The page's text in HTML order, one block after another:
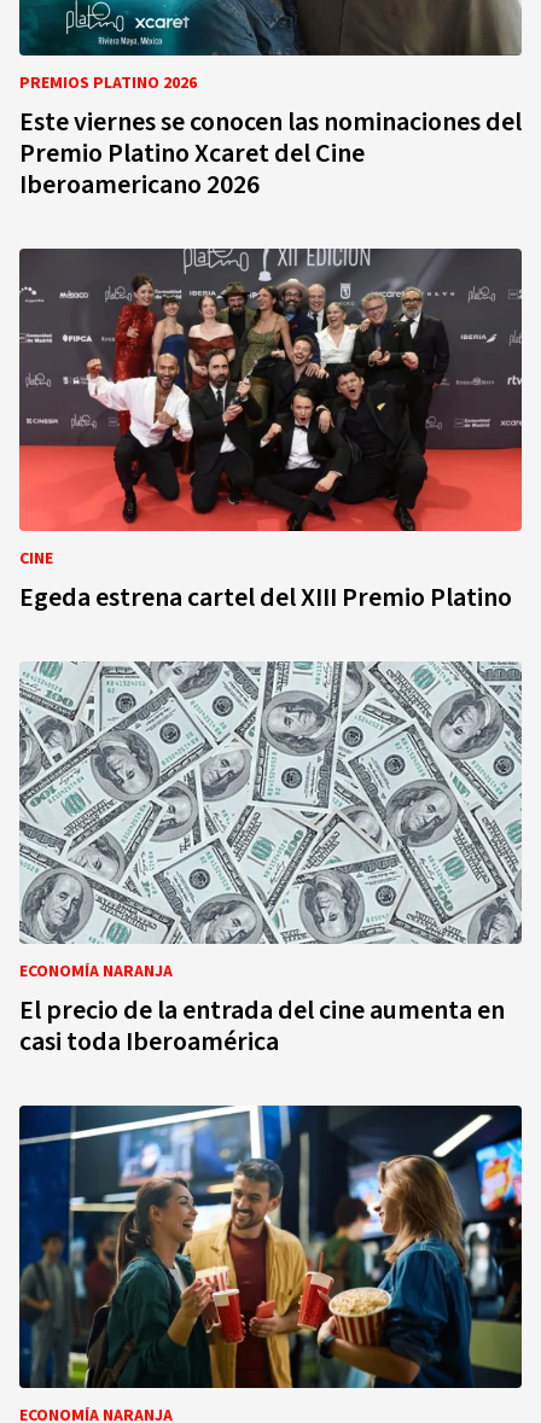
PREMIOS PLATINO 2026
Este viernes se conocen las nominaciones del
Premio Platino Xcaret del Cine
Iberoamericano 2026
CINE
Egeda estrena cartel del XIII Premio Platino
ECONOMÍA NARANJA
El precio de la entrada del cine aumenta en
casi toda Iberoamérica
ECONOMÍA NARANJA